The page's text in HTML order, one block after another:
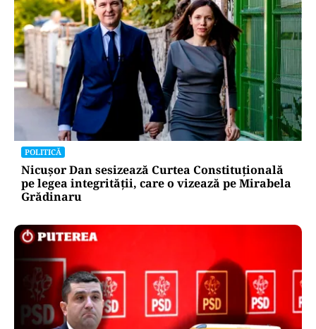
POLITICĂ
Nicușor Dan sesizează Curtea Constituțională
pe legea integrității, care o vizează pe Mirabela
Grădinaru